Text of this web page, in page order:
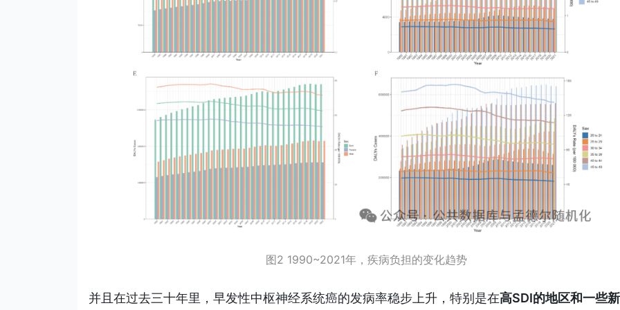
图2 1990~2021年，疾病负担的变化趋势
并且在过去三十年里，早发性中枢神经系统癌的发病率稳步上升，特别是在高SDI的地区和一些